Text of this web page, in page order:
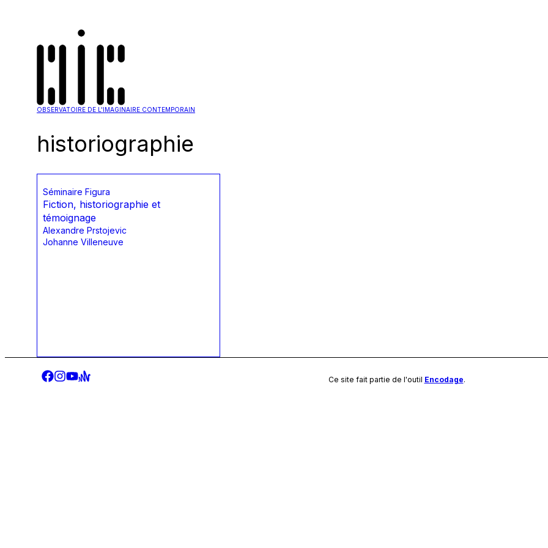
OBSERVATOIRE DE L'IMAGINAIRE CONTEMPORAIN
historiographie
Séminaire Figura
Fiction, historiographie et
témoignage
Alexandre Prstojevic
Johanne Villeneuve
Ce site fait partie de l'outil Encodage.